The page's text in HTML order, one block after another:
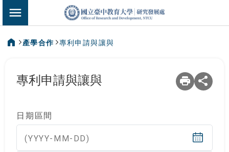
切換選單
國立臺中教育大
產學合作 專利申請與讓與
專利申請與讓與
日期區間
(YYYY-MM-DD)